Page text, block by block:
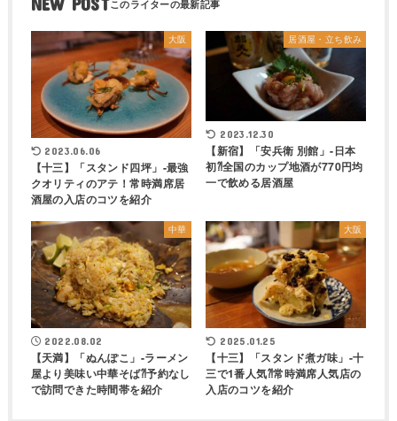
大阪
2023.06.06
【十三】「スタンド四坪」-最強
クオリティのアテ！常時満席居
酒屋の入店のコツを紹介
居酒屋・立ち飲み
2023.12.30
【新宿】「安兵衛 別館」-日本
初⁈全国のカップ地酒が770円均
一で飲める居酒屋
中華
2022.08.02
【天満】「ぬんぽこ」-ラーメン
屋より美味い中華そば⁈予約なし
で訪問できた時間帯を紹介
大阪
2025.01.25
【十三】「スタンド煮ガ味」-十
三で1番人気⁈常時満席人気店の
入店のコツを紹介